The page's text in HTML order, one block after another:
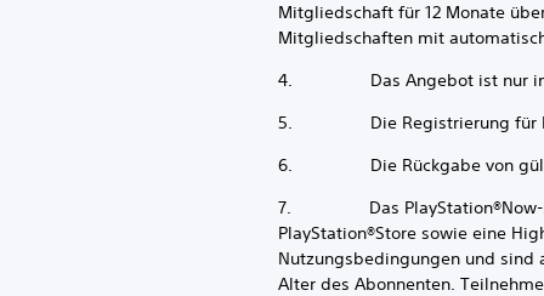
Mitgliedschaft für 12 Monate
Mitgliedschaften mit
4. Das Angebot ist nur in
5. Die Registrierung für
6. Die Rückgabe von
7. Das PlayStation®Now-
PlayStation®Store sowie eine
Nutzungsbedingungen und sind
Alter des Abonnenten.